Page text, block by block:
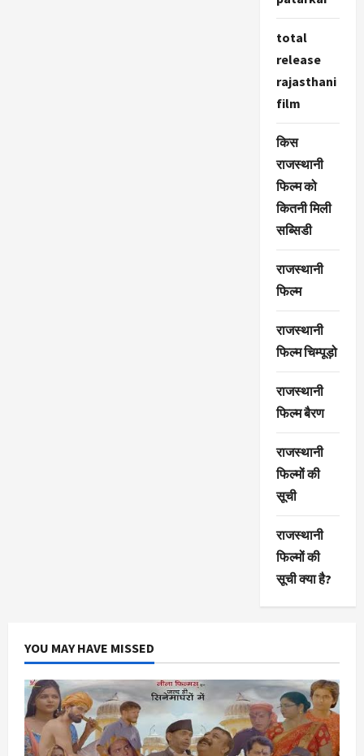
total
release
rajasthani
film
किस
राजस्थानी
फिल्म को
कितनी मिली
सब्सिडी
राजस्थानी
फिल्म
राजस्थानी
फिल्म चिम्पूड़ो
राजस्थानी
फिल्म बैरण
राजस्थानी
फिल्मों की
सूची
राजस्थानी
फिल्मों की
सूची क्या है?
YOU MAY HAVE MISSED